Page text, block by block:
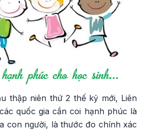
thập niên thứ 2 thế kỷ mới, Liên
quốc gia cần coi hạnh phúc là
con người, là thước đo chính xác